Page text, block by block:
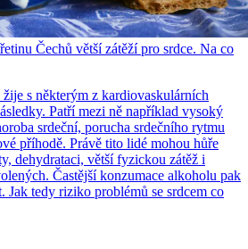
Čechů větší zátěží pro srdce. Na co
s některým z kardiovaskulárních
Patří mezi ně například vysoký
srdeční, porucha srdečního rytmu
příhodě. Právě tito lidé mohou hůře
dehydrataci, větší fyzickou zátěž i
Častější konzumace alkoholu pak
Jak tedy riziko problémů se srdcem co